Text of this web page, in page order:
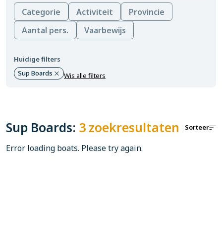
Categorie Activiteit
Provincie
Aantal pers.
Vaarbewijs
Huidige filters
Sup Boards
Wis alle filters
Sup Boards: 3 zoekresultaten Sorteer
Error loading boats. Please try again.